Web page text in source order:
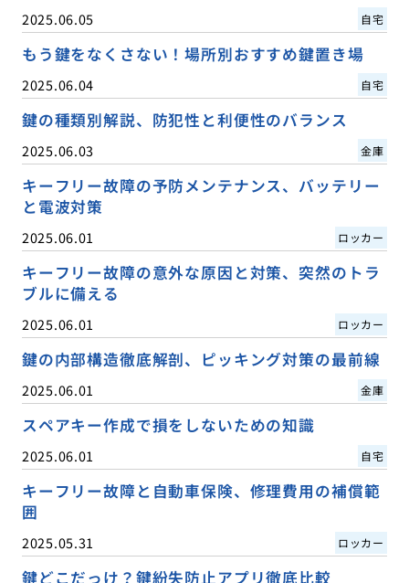
2025.06.05 自宅
もう鍵をなくさない！場所別おすすめ鍵置き場
2025.06.04 自宅
鍵の種類別解説、防犯性と利便性のバランス
2025.06.03 金庫
キーフリー故障の予防メンテナンス、バッテリー
と電波対策
2025.06.01 ロッカー
キーフリー故障の意外な原因と対策、突然のトラ
ブルに備える
2025.06.01 ロッカー
鍵の内部構造徹底解剖、ピッキング対策の最前線
2025.06.01 金庫
スペアキー作成で損をしないための知識
2025.06.01 自宅
キーフリー故障と自動車保険、修理費用の補償範
囲
2025.05.31 ロッカー
鍵どこだっけ？鍵紛失防止アプリ徹底比較